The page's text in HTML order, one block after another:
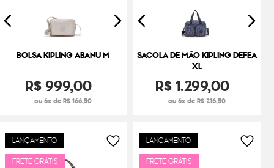
BOLSA KIPLING ABANU M
R$999,00
ou 6x de R$ 166,50
SACOLA DE MÃO KIPLING DEFEA
XL
R$1.299,00
ou 6x de R$ 216,50
LANÇAMENTO
FRETE GRÁTIS
LANÇAMENTO
FRETE GRÁTIS